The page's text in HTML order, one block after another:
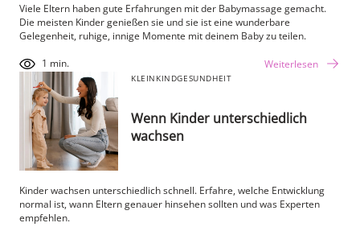
Viele Eltern haben gute Erfahrungen mit der Babymassage gemacht.
Die meisten Kinder genießen sie und sie ist eine wunderbare
Gelegenheit, ruhige, innige Momente mit deinem Baby zu teilen.
Weiterlesen
1 min.
KLEINKINDGESUNDHEIT
Wenn Kinder unterschiedlich
wachsen
Kinder wachsen unterschiedlich schnell. Erfahre, welche Entwicklung
normal ist, wann Eltern genauer hinsehen sollten und was Experten
empfehlen.